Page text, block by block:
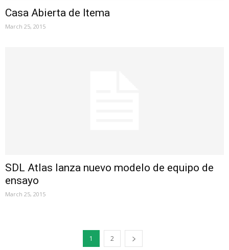
Casa Abierta de Itema
March 25, 2015
SDL Atlas lanza nuevo modelo de equipo de
ensayo
March 25, 2015
1 2